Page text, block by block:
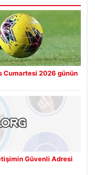
Cumartesi 2026 günün
Güvenli Adresi